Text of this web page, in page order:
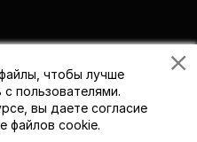
чтобы лучше
пользователями.
вы даете согласие
файлов cookie.